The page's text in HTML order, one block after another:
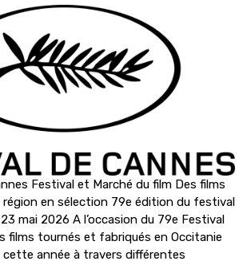
Festival et Marché du film Des films
en sélection 79e édition du festival
mai 2026 A l’occasion du 79e Festival
films tournés et fabriqués en Occitanie
cette année à travers différentes